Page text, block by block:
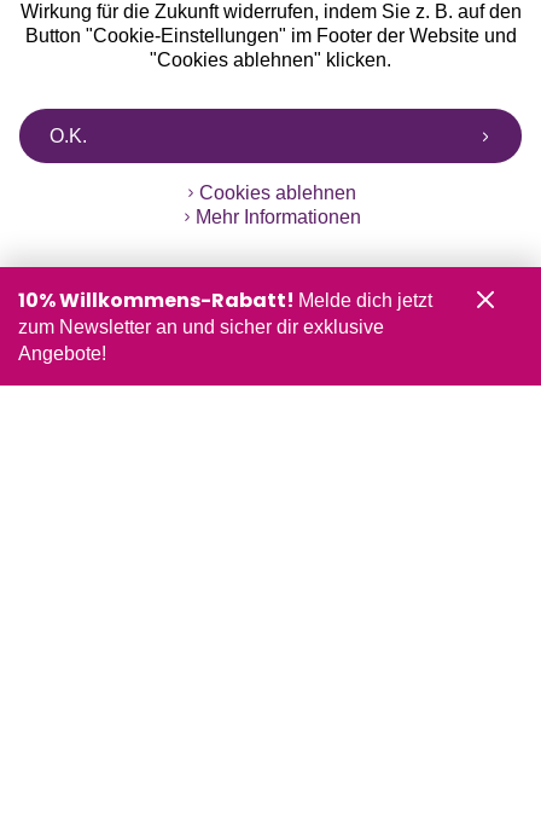
Wirkung für die Zukunft widerrufen, indem Sie z. B. auf den
Button "Cookie-Einstellungen" im Footer der Website und
"Cookies ablehnen" klicken.
O.K.
Cookies ablehnen
Mehr Informationen
10% Willkommens-Rabatt! Melde dich jetzt
zum Newsletter an und sicher dir exklusive
Angebote!